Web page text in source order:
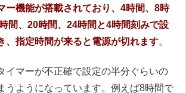
ー機能が搭載されており、4時間、8時
間、20時間、24時間と4時間刻みで設
、指定時間が来ると電源が切れます。
イマーが不正確で設定の半分ぐらいの
うようになっています。例えば8時間で